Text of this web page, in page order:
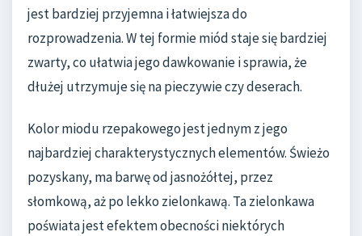
jest bardziej przyjemna i łatwiejsza do
rozprowadzenia. W tej formie miód staje się bardziej
zwarty, co ułatwia jego dawkowanie i sprawia, że
dłużej utrzymuje się na pieczywie czy deserach.
Kolor miodu rzepakowego jest jednym z jego
najbardziej charakterystycznych elementów. Świeżo
pozyskany, ma barwę od jasnożółtej, przez
słomkową, aż po lekko zielonkawą. Ta zielonkawa
poświata jest efektem obecności niektórych